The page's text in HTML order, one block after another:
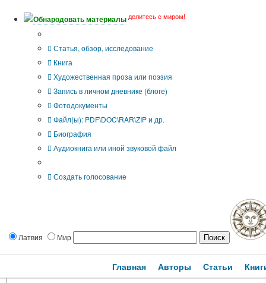
Обнародовать материалы делитесь с миром!
Статья, обзор, исследование
Книга
Художественная проза или поэзия
Запись в личном дневнике (блоге)
Фотодокументы
Файл(ы): PDF\DOC\RAR\ZIP и др.
Биография
Аудиокнига или иной звуковой файл
Создать голосование
Латвия Мир
Главная Авторы Статьи